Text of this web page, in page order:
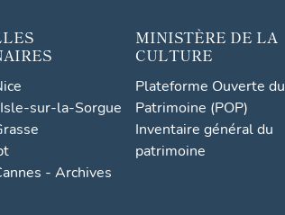
sur-la-Sorgue
- Archives
MINISTÈRE DE LA
CULTURE
Plateforme Ouverte du
Patrimoine (POP)
Inventaire général du
patrimoine